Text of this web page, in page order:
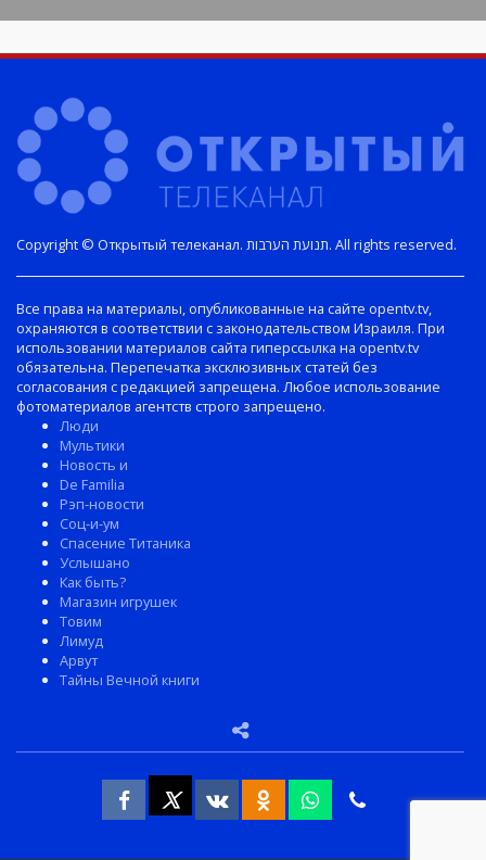
Copyright © Открытый телеканал. תנועת הערבות. All rights reserved.
Все права на материалы, опубликованные на сайте opentv.tv,
охраняются в соответствии с законодательством Израиля. При
использовании материалов сайта гиперссылка на opentv.tv
обязательна. Перепечатка эксклюзивных статей без
согласования с редакцией запрещена. Любое использование
фотоматериалов агентств строго запрещено.
Люди
Мультики
Новость и
De Familia
Рэп-новости
Соц-и-ум
Спасение Титаника
Услышано
Как быть?
Магазин игрушек
Товим
Лимуд
Арвут
Тайны Вечной книги